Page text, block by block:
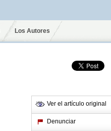
Los Autores
Ver el artículo original
Denunciar